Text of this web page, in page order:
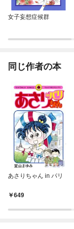
女子妄想症候群
同じ作者の本
あさりちゃん in パリ
649